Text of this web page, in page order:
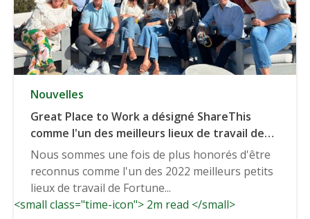
Nouvelles
Great Place to Work a désigné ShareThis
comme l'un des meilleurs lieux de travail de
Fortune dans la région de la baie de San
Francisco en 2022.
Nous sommes une fois de plus honorés d'être
reconnus comme l'un des 2022 meilleurs petits
lieux de travail de Fortune...
<small class="time-icon"> 2m read </small>